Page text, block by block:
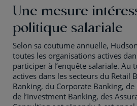
Une mesure
politique salariale
Selon sa coutume annuelle,
toutes les organisations actives
participer à l’enquête salariale. Au
actives dans les secteurs du Retail
Banking, du Corporate Banking, de
de l’Investment Banking, des